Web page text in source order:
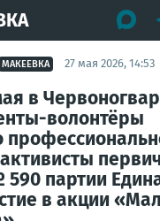
МАКЕЕВКА 27 мая 2026, 14:53
в
волонтёры
партии
в акции